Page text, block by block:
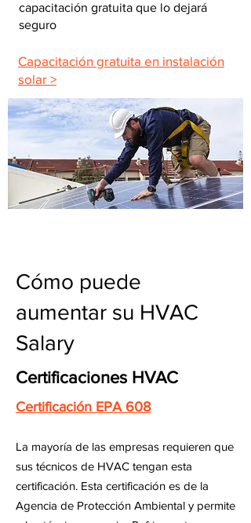
capacitación gratuita que lo dejará
seguro
Capacitación gratuita en instalación
solar >
Cómo puede
aumentar su HVAC
Salary
Certificaciones HVAC
Certificación EPA 608
La mayoría de las empresas requieren que
sus técnicos de HVAC tengan esta
certificación. Esta certificación es de la
Agencia de Protección Ambiental y permite